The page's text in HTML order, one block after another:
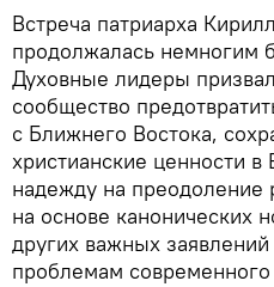
Встреча патриарха
продолжалась немногим
Духовные лидеры
сообщество
с Ближнего Востока,
христианские ценности
надежду на преодоление
на основе канонических
других важных
проблемам